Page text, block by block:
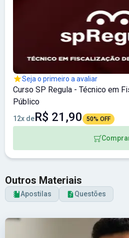
Seja o primeiro a avaliar
Curso SP Regula - Técnico em
Público
12x deR$ 21,90 50% OFF
Outros Materiais
Apostilas Questões